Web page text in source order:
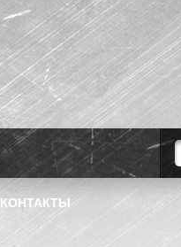
КОНТАКТЫ